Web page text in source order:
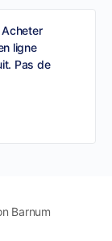
Acheter
ligne
Pas de
Barnum